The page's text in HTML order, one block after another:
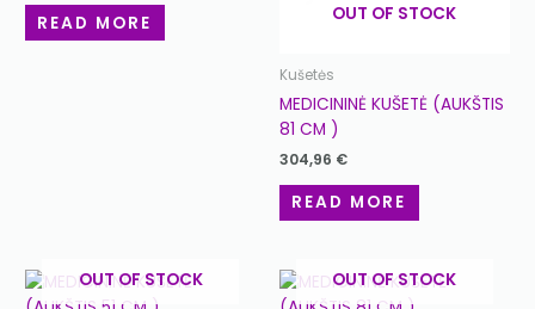
READ MORE OUT OF STOCK
Kušetės
MEDICININĖ KUŠETĖ (AUKŠTIS
81 CM )
304,96 €
READ MORE
OUT OF STOCK OUT OF STOCK